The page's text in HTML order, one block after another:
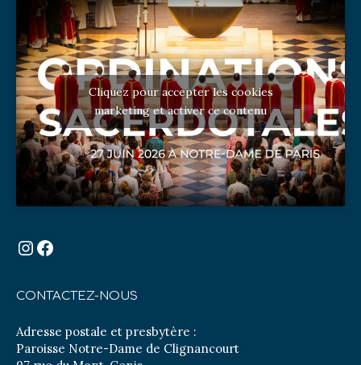
Cliquez pour accepter les cookies
marketing et activer ce contenu
Instagram
Facebook
CONTACTEZ-NOUS
Adresse postale et presbytère :
Paroisse Notre-Dame de Clignancourt